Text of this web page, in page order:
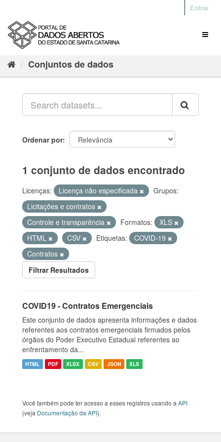
Entrar
Conjuntos de dados
Ordenar por
1 conjunto de dados encontrado
Licenças: Licença não especificada
Grupos:
Licitações e contratos
Controle e transparência
Formatos:
XLS
HTML
CSV Etiquetas:
COVID-19
Contratos
Filtrar Resultados
COVID19 - Contratos Emergenciais
Este conjunto de dados apresenta informações e dados
referentes aos contratos emergenciais firmados pelos
órgãos do Poder Executivo Estadual referentes ao
enfrentamento da...
HTML PDF XLSX CSV JSON XLS
Você também pode ter acesso a esses registros usando a API
(veja Documentação da API).